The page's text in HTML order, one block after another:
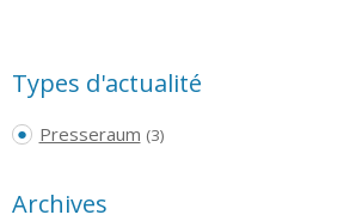
Types d'actualité
Presseraum (3)
Archives